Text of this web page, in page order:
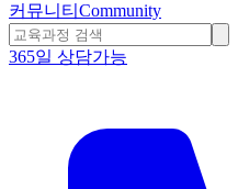
커뮤니티 Community
365일 상담가능